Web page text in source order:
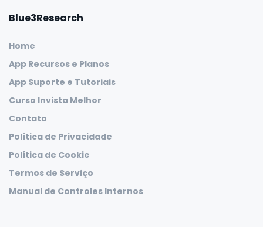
Blue3Research
Home
App Recursos e Planos
App Suporte e Tutoriais
Curso Invista Melhor
Contato
Política de Privacidade
Política de Cookie
Termos de Serviço
Manual de Controles Internos